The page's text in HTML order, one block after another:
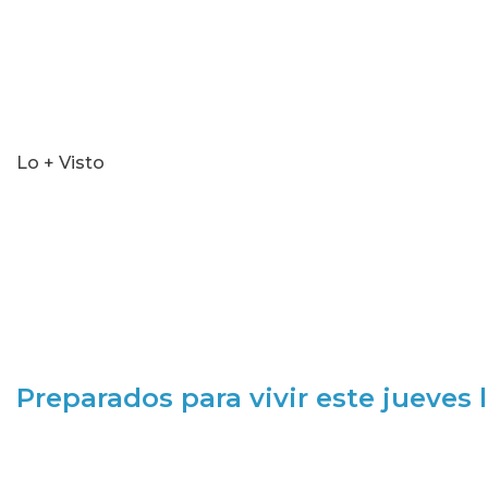
Lo + Visto
Preparados para vivir este jueves